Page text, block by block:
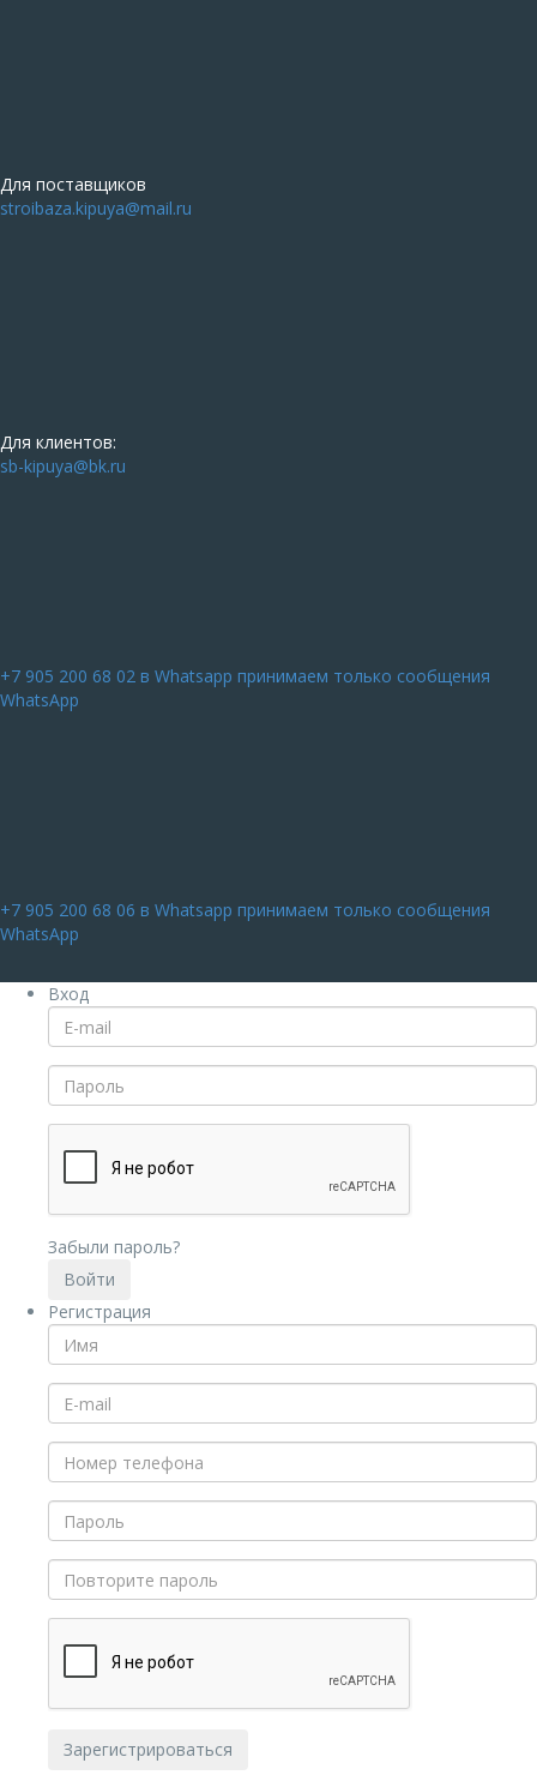
Для поставщиков
stroibaza.kipuya@mail.ru
Для клиентов:
sb-kipuya@bk.ru
+7 905 200 68 02 в Whatsapp принимаем только сообщения
WhatsApp
+7 905 200 68 06 в Whatsapp принимаем только сообщения
WhatsApp
Вход
Забыли пароль?
Регистрация